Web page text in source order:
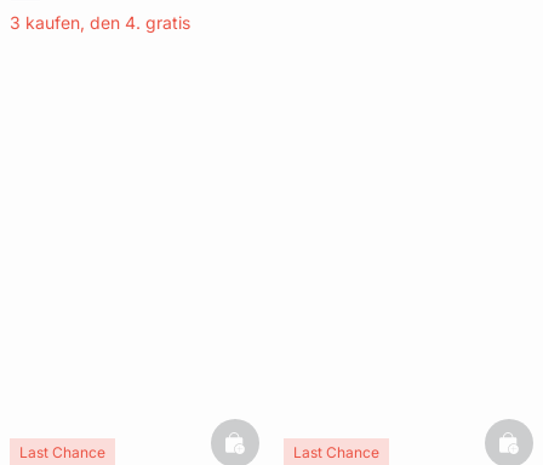
3 kaufen, den 4. gratis
Last Chance basketfullLast Chance